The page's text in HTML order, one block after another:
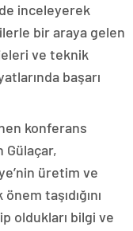
inceleyerek
bir araya gelen
ve teknik
başarı
konferans
Gülaçar,
üretim ve
taşıdığını
oldukları bilgi ve